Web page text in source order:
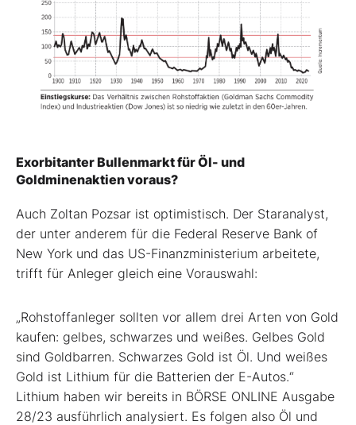
Exorbitanter Bullenmarkt für Öl- und
Goldminenaktien voraus?
Auch Zoltan Pozsar ist optimistisch. Der Staranalyst,
der unter anderem für die Federal Reserve Bank of
New York und das US-Finanzministerium arbeitete,
trifft für Anleger gleich eine Vorauswahl:
„Rohstoffanleger sollten vor allem drei Arten von Gold
kaufen: gelbes, schwarzes und weißes. Gelbes Gold
sind Goldbarren. Schwarzes Gold ist Öl. Und weißes
Gold ist Lithium für die Batterien der E-Autos.“
Lithium haben wir bereits in BÖRSE ONLINE Ausgabe
28/23 ausführlich analysiert. Es folgen also Öl und